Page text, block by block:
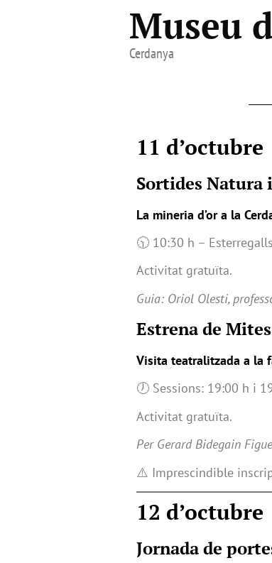
Museu
Cerdanya
11 d’octubre
Sortides
La mineria d’or a la
🕥 10:30 h –
Activitat gratuïta.
Guia: Oriol Olesti,
Estrena de
Visita teatralitzada a la
🕖 Sessions: 19:00 h i
Activitat gratuïta.
Per Gerard Bidegain
⚠️ Imprescindible
12 d’octubre
Jornada de